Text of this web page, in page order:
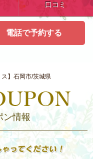
口コミ
電話で予約する
ス】石岡市/茨城県
ン情報